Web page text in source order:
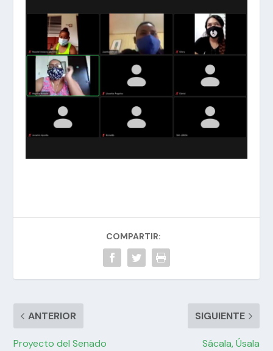
COMPARTIR:
ANTERIOR
Proyecto del Senado
SIGUIENTE
Sácala, Úsala